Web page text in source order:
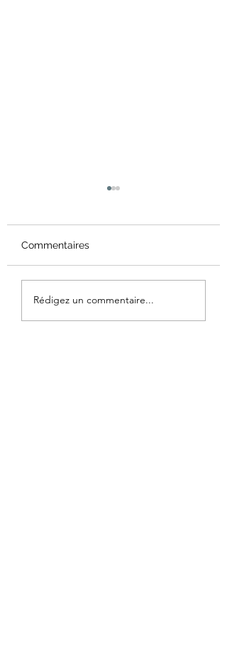
Mantra
Commentaires
Rédigez un commentaire...